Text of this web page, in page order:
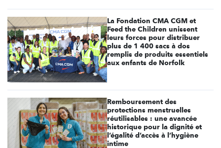
La Fondation CMA CGM et
Feed the Children unissent
leurs forces pour distribuer
plus de 1 400 sacs à dos
remplis de produits essentiels
aux enfants de Norfolk
Remboursement des
protections menstruelles
réutilisables : une avancée
historique pour la dignité et
l’égalité d’accès à l’hygiène
intime